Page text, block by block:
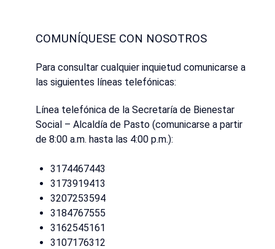
COMUNÍQUESE CON NOSOTROS
Para consultar cualquier inquietud comunicarse a
las siguientes líneas telefónicas:
Línea telefónica de la Secretaría de Bienestar
Social – Alcaldía de Pasto (comunicarse a partir
de 8:00 a.m. hasta las 4:00 p.m.):
3174467443
3173919413
3207253594
3184767555
3162545161
3107176312